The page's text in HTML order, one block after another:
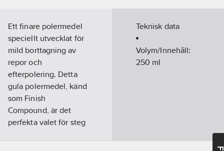
Ett finare polermedel
speciellt utvecklat för
mild borttagning av
repor och
efterpolering. Detta
gula polermedel, känd
som Finish
Compound, är det
perfekta valet för steg
Teknisk data
Volym/Innehåll:
250 ml